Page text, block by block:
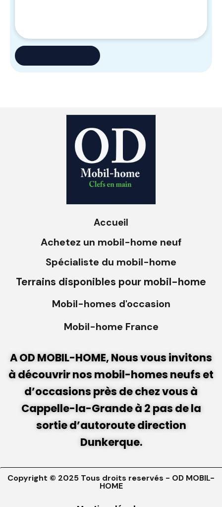
Accueil
Achetez un mobil-home neuf
Spécialiste du mobil-home
Terrains disponibles pour mobil-home
Mobil-homes d'occasion
Mobil-home France
A OD MOBIL-HOME, Nous vous invitons
à découvrir nos mobil-homes neufs et
d’occasions près de chez vous à
Cappelle-la-Grande à 2 pas de la
sortie d’autoroute direction
Dunkerque.
Copyright © 2025 Tous droits reservés - OD MOBIL-
HOME